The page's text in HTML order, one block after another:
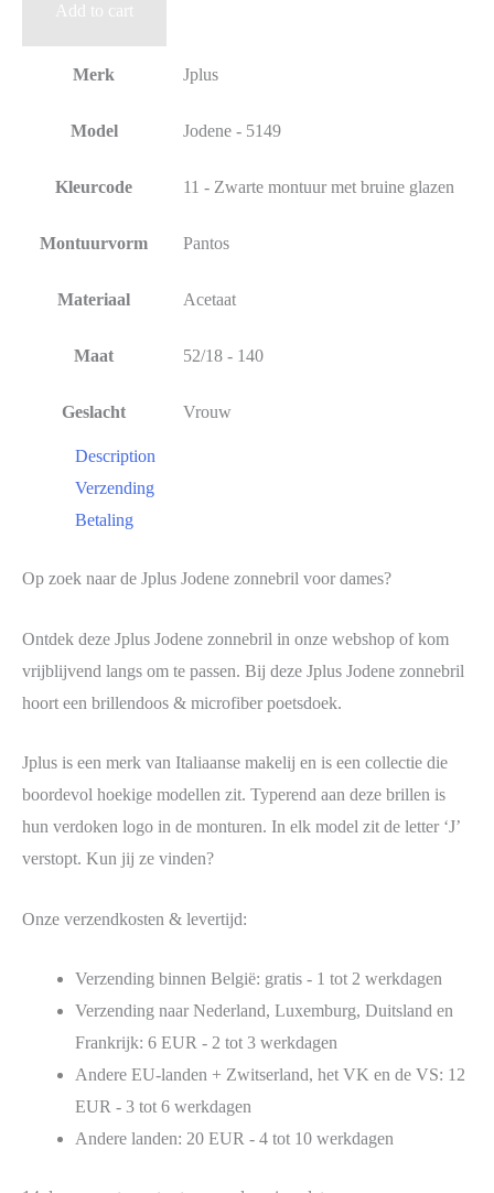
Add to cart
Merk Jplus
Model Jodene - 5149
Kleurcode 11 - Zwarte montuur met bruine glazen
Montuurvorm Pantos
Materiaal Acetaat
Maat 52/18 - 140
Geslacht Vrouw
Description
Verzending
Betaling
Op zoek naar de Jplus Jodene zonnebril voor dames?
Ontdek deze Jplus Jodene zonnebril in onze webshop of kom
vrijblijvend langs om te passen. Bij deze Jplus Jodene zonnebril
hoort een brillendoos & microfiber poetsdoek.
Jplus is een merk van Italiaanse makelij en is een collectie die
boordevol hoekige modellen zit. Typerend aan deze brillen is
hun verdoken logo in de monturen. In elk model zit de letter ‘J’
verstopt. Kun jij ze vinden?
Onze verzendkosten & levertijd:
Verzending binnen België: gratis - 1 tot 2 werkdagen
Verzending naar Nederland, Luxemburg, Duitsland en
Frankrijk: 6 EUR - 2 tot 3 werkdagen
Andere EU-landen + Zwitserland, het VK en de VS: 12
EUR - 3 tot 6 werkdagen
Andere landen: 20 EUR - 4 tot 10 werkdagen